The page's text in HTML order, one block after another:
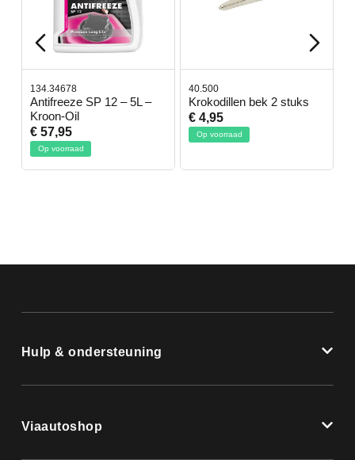
134.34678
Antifreeze SP 12 – 5L –
Kroon-Oil
€ 57,95
Op voorraad
40.500
Krokodillen bek 2 stuks
€ 4,95
Op voorraad
Hulp & ondersteuning
Viaautoshop